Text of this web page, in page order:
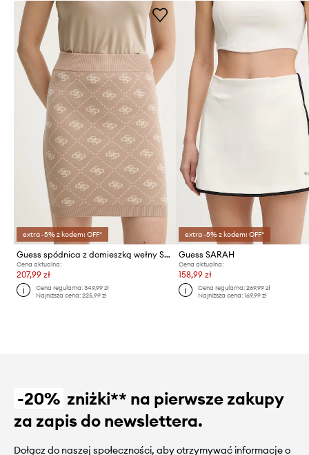
extra -5% z kodem: OFF*
Guess spódnica z domieszką wełny SARAH
Cena aktualna:
207,99 zł
Cena regularna:349,99 zł
Najniższa cena:225,99 zł
extra -5% z kodem: OFF*
Guess SARAH
Cena aktualna:
158,99 zł
Cena regularna: 269,99 zł
Najniższa cena: 169,99 zł
-20% zniżki** na pierwsze zakupy
za zapis do newslettera.
Dołącz do naszej społeczności, aby otrzymywać informacje o